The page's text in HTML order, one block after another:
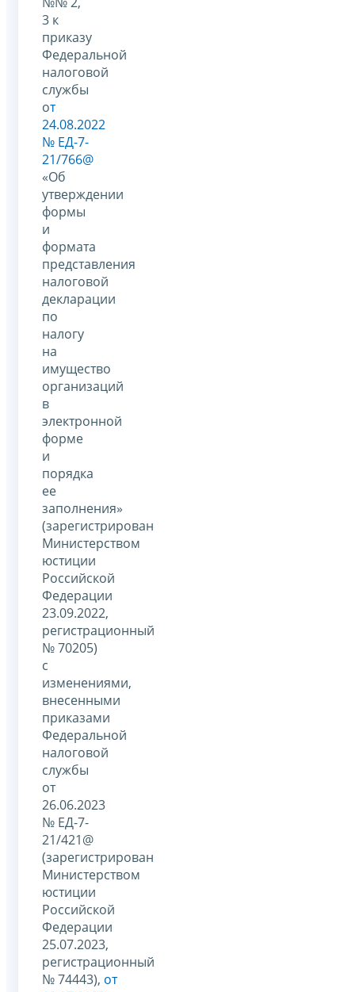
3 к
приказу
Федеральной
налоговой
службы
от
24.08.2022
№ ЕД-7-
21/766@
«Об
утверждении
формы
и
формата
представления
налоговой
декларации
по
налогу
на
имущество
организаций
в
электронной
форме
и
порядка
ее
заполнения»
(зарегистрирован
Министерством
юстиции
Российской
Федерации
23.09.2022,
регистрационный
№ 70205)
с
изменениями,
внесенными
приказами
Федеральной
налоговой
службы
от
26.06.2023
№ ЕД-7-
21/421@
(зарегистрирован
Министерством
юстиции
Российской
Федерации
25.07.2023,
регистрационный
№ 74443), от